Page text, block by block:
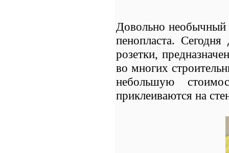
Довольно
пенопласта.
розетки,
во многих
небольшую
приклеиваются на